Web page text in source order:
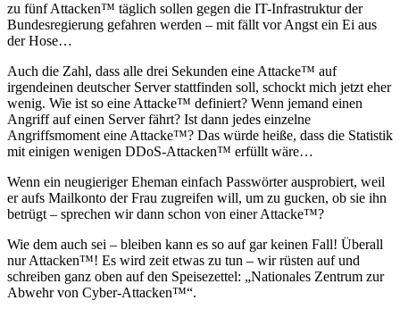
zu fünf Attacken™ täglich sollen gegen die IT-Infrastruktur der
Bundesregierung gefahren werden – mit fällt vor Angst ein Ei aus
der Hose…
Auch die Zahl, dass alle drei Sekunden eine Attacke™ auf
irgendeinen deutscher Server stattfinden soll, schockt mich jetzt eher
wenig. Wie ist so eine Attacke™ definiert? Wenn jemand einen
Angriff auf einen Server fährt? Ist dann jedes einzelne
Angriffsmoment eine Attacke™? Das würde heiße, dass die Statistik
mit einigen wenigen DDoS-Attacken™ erfüllt wäre…
Wenn ein neugieriger Eheman einfach Passwörter ausprobiert, weil
er aufs Mailkonto der Frau zugreifen will, um zu gucken, ob sie ihn
betrügt – sprechen wir dann schon von einer Attacke™?
Wie dem auch sei – bleiben kann es so auf gar keinen Fall! Überall
nur Attacken™! Es wird zeit etwas zu tun – wir rüsten auf und
schreiben ganz oben auf den Speisezettel: „Nationales Zentrum zur
Abwehr von Cyber-Attacken™“.